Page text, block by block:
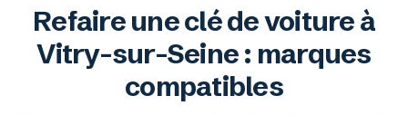
Refaire une clé de voiture à
Vitry-sur-Seine : marques
compatibles